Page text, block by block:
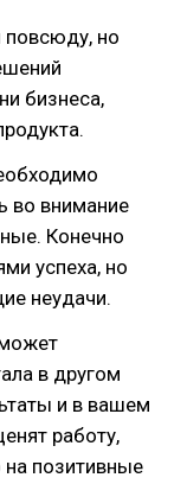
повсюду, но
бизнеса,
во внимание
Конечно
успеха, но
неудачи.
в другом
и в вашем
работу,
на позитивные